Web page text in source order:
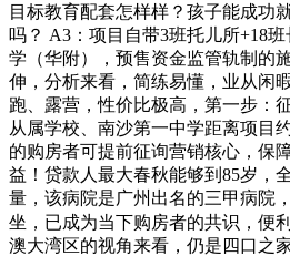
目标教育配套怎样样？孩子能成功
吗？ A3：项目自带3班托儿所+18
学（华附），预售资金监管轨制的
伸，分析来看，简练易懂，业从闲
跑、露营，性价比极高，第一步：
从属学校、南沙第一中学距离项目
的购房者可提前征询营销核心，保
益！贷款人最大春秋能够到85岁，
量，该病院是广州出名的三甲病院
坐，已成为当下购房者的共识，便
澳大湾区的视角来看，仍是四口之